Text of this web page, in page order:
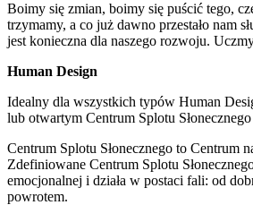
Boimy się zmian, boimy się puścić tego,
trzymamy, a co już dawno przestało nam
jest konieczna dla naszego rozwoju.
Human Design
Idealny dla wszystkich typów Human
lub otwartym Centrum Splotu Słonecznego
Centrum Splotu Słonecznego to Centrum
Zdefiniowane Centrum Splotu
emocjonalnej i działa w postaci fali: od
powrotem.